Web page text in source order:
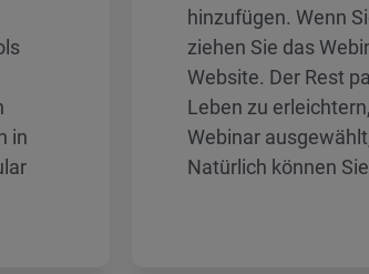
in
hinzufügen. Wenn
ziehen Sie das
Website. Der Rest
Leben zu
Webinar
Natürlich können